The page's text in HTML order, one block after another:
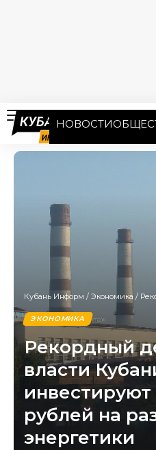
НОВОСТИ
Кубань Информ / Экономика /
ЭКОНОМИКА
Рекордный
власти
рублей на
энергетики